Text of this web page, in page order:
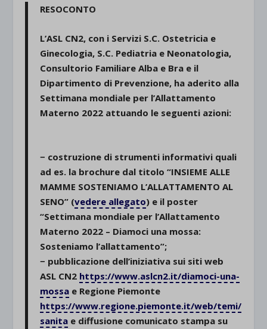
RESOCONTO
L’ASL CN2, con i Servizi S.C. Ostetricia e
Ginecologia, S.C. Pediatria e Neonatologia,
Consultorio Familiare Alba e Bra e il
Dipartimento di Prevenzione, ha aderito alla
Settimana mondiale per l’Allattamento
Materno 2022 attuando le seguenti azioni:
− costruzione di strumenti informativi quali
ad es. la brochure dal titolo “INSIEME ALLE
MAMME SOSTENIAMO L’ALLATTAMENTO AL
SENO” (vedere allegato) e il poster
“Settimana mondiale per l’Allattamento
Materno 2022 – Diamoci una mossa:
Sosteniamo l’allattamento”;
− pubblicazione dell’iniziativa sui siti web
ASL CN2 https://www.aslcn2.it/diamoci-una-
mossa e Regione Piemonte
https://www.regione.piemonte.it/web/temi/
sanita e diffusione comunicato stampa su